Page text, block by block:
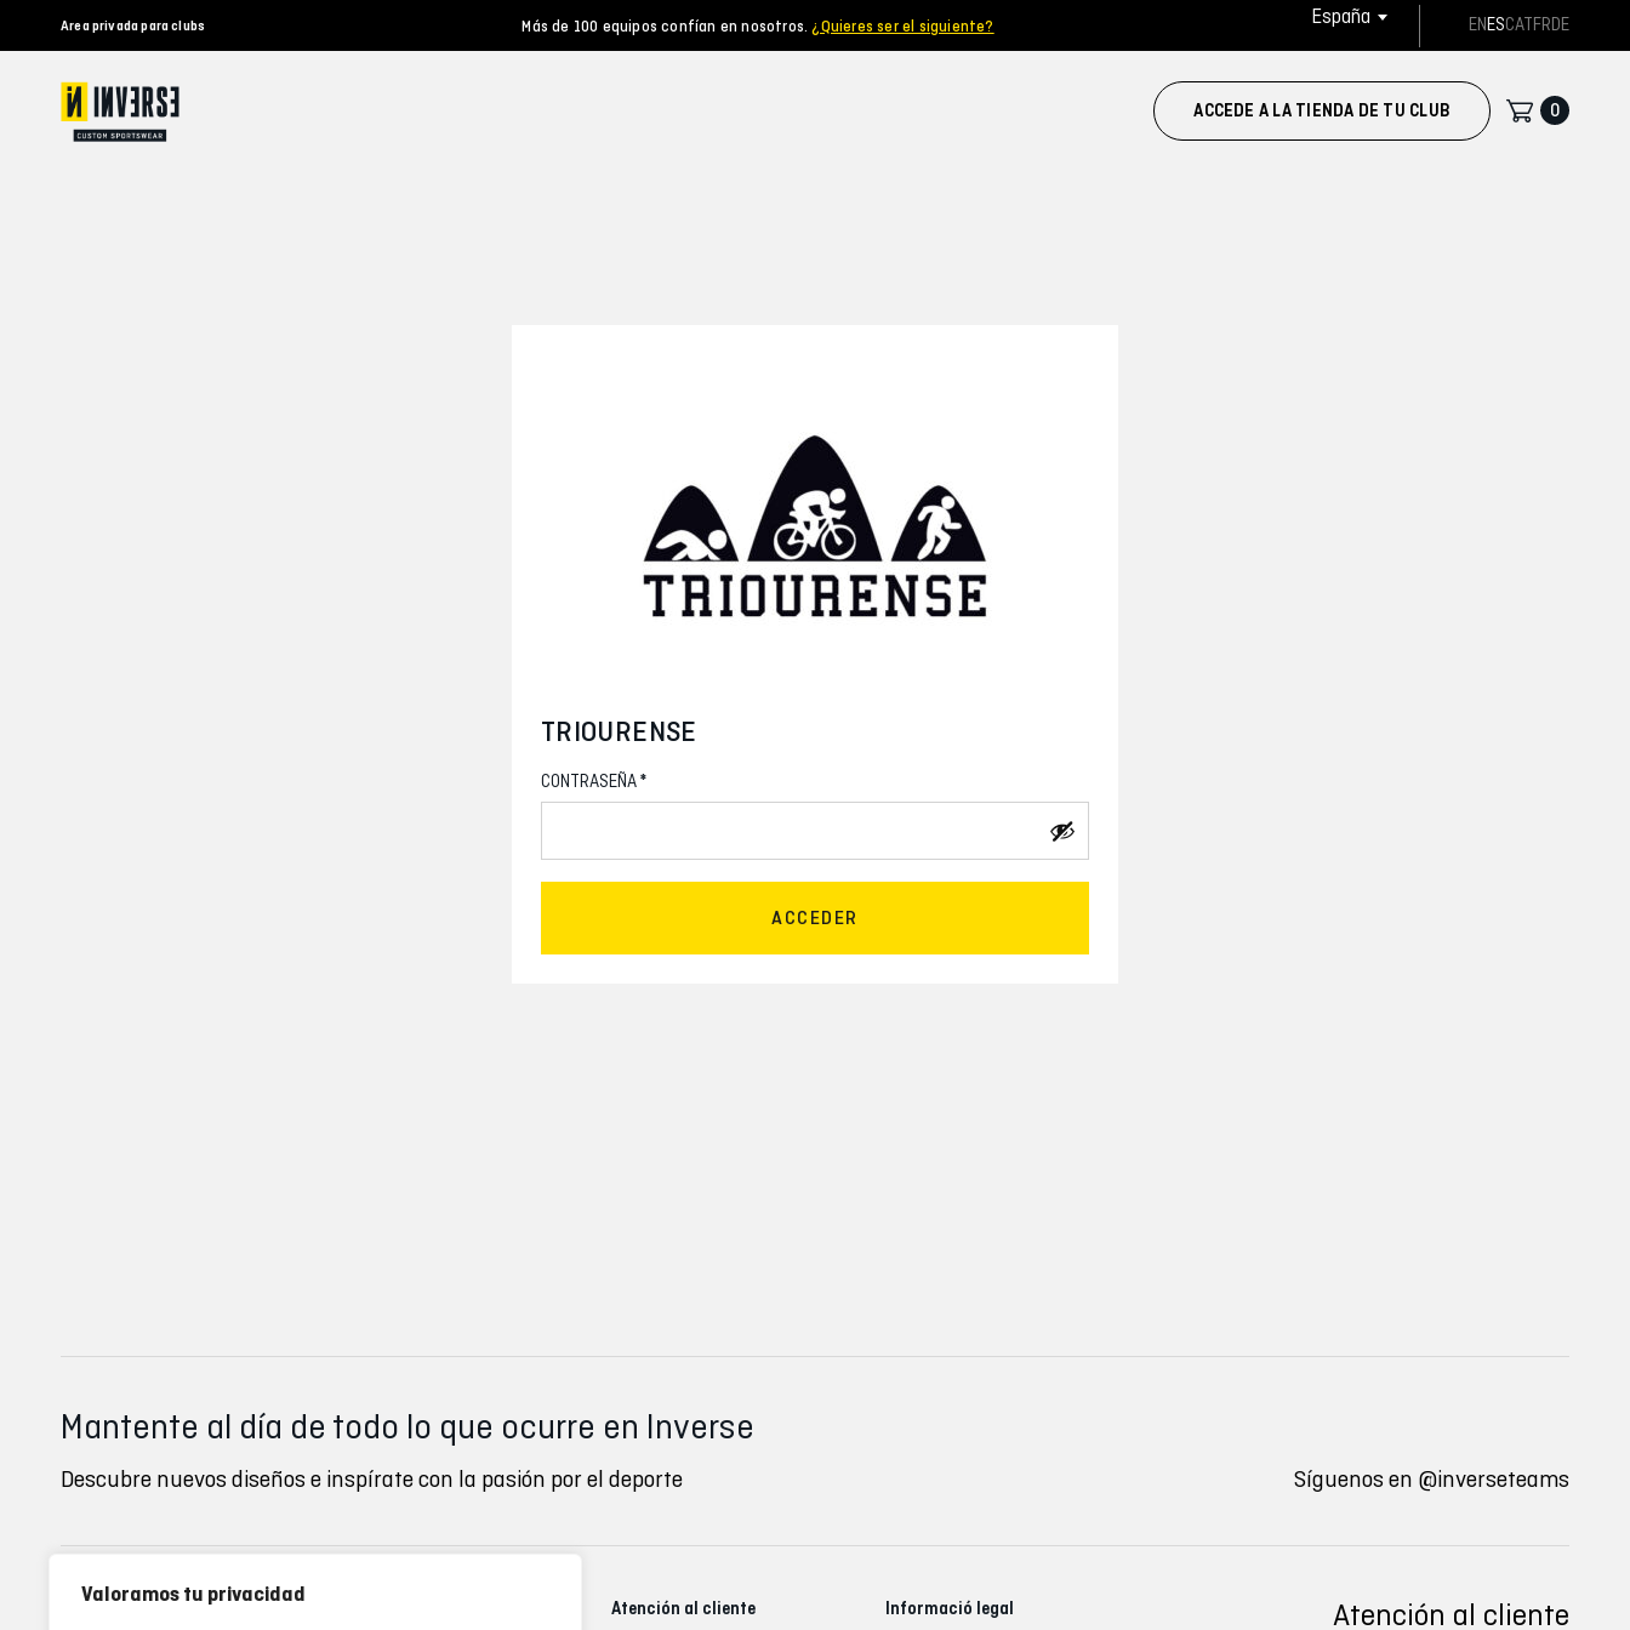
Valoramos tu privacidad
Area privada para clubs Más de 100 equipos confían en nosotros. ¿Quieres ser el siguiente? España EN ESCATFRDE
ACCEDE A LA TIENDA DE TU CLUB 0
TRIOURENSE
CONTRASEÑA*
ACCEDER
Mantente al día de todo lo que ocurre en Inverse
Descubre nuevos diseños e inspírate con la pasión por el deporte Síguenos en @inverseteams
Atención al cliente Informació legal Atención al cliente